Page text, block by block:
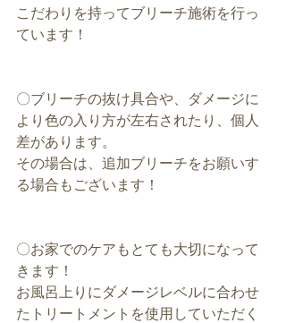
こだわりを持ってブリーチ施術を行っ
ています！
〇ブリーチの抜け具合や、ダメージに
より色の入り方が左右されたり、個人
差があります。
その場合は、追加ブリーチをお願いす
る場合もございます！
〇お家でのケアもとても大切になって
きます！
お風呂上りにダメージレベルに合わせ
たトリートメントを使用していただく